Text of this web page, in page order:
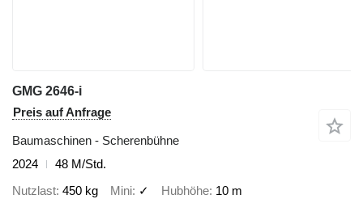
GMG 2646-i
Preis auf Anfrage
Baumaschinen - Scherenbühne
2024
48 M/Std.
Nutzlast 450 kg Mini ✓ Hubhöhe 10 m